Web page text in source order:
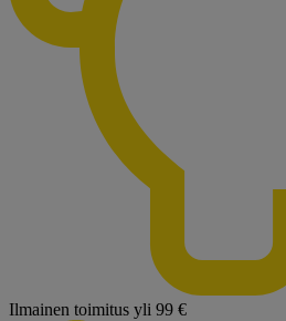
Ilmainen toimitus yli 99 €